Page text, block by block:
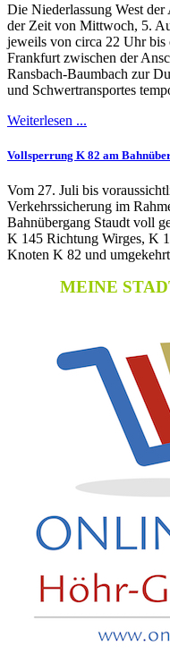
Die Niederlassung West
der Zeit von Mittwoch, 5.
jeweils von circa 22 Uhr
Frankfurt zwischen der
Ransbach-Baumbach zur
und Schwertransportes
Weiterlesen ...
Vollsperrung K 82 am
Vom 27. Juli bis
Verkehrssicherung im
Bahnübergang Staudt voll
K 145 Richtung Wirges, K
Knoten K 82 und
MEINE